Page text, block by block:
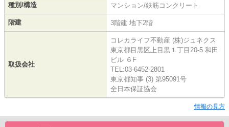
種別/構造 マンション/鉄筋コンクリート
階建 3階建 地下2階
取扱会社
コレカライフ不動産 (株)ジュネクス
東京都目黒区上目黒１丁目20-5 和田
ビル ６F
TEL:03-6452-2801
東京都知事 (3) 第95091号
全日本保証協会
情報の見方